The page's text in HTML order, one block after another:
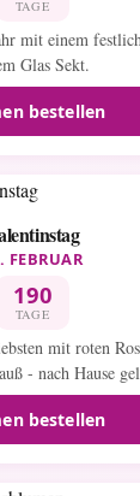
TAGE
mit einem
Glas Sekt.
bestellen
FEBRUAR
190
TAGE
mit roten
- nach Hause
bestellen